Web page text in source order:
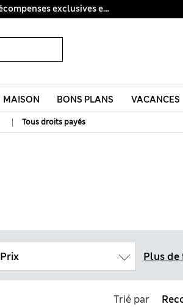
Ça vous dirait 10 % de réduction ? Profitez-en avec davantage de récompenses exclusives en vous inscrivant à Sparks
MAISON BONS PLANS VACANCES
| Tous droits payés
Prix Plus
Trié par